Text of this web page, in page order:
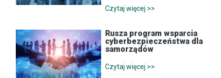
Czytaj więcej >>
Rusza program wsparcia
cyberbezpieczeństwa dla
samorządów
Czytaj więcej >>